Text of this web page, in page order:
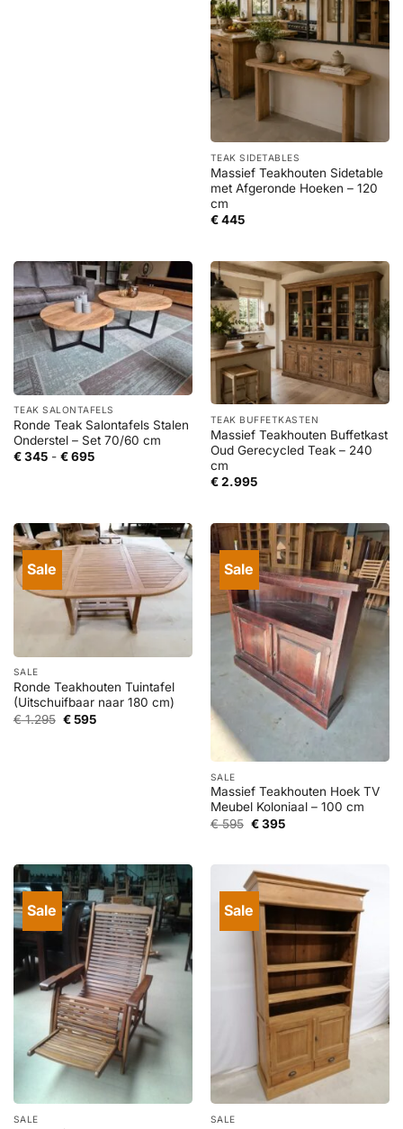
TEAK SIDETABLES
Massief Teakhouten Sidetable
met Afgeronde Hoeken – 120
cm
€445
TEAK SALONTAFELS
Ronde Teak Salontafels Stalen
Onderstel – Set 70/60 cm
€345 - €695Prijsklasse:
TEAK BUFFETKASTEN
Massief Teakhouten Buffetkast
Oud Gerecycled Teak – 240
cm
€2.995
Sale
SALE
Ronde Teakhouten Tuintafel
(Uitschuifbaar naar 180 cm)
€1.295 Oorspronkelijke
prijs
€595Huidige
Sale
SALE
Massief Teakhouten Hoek TV
Meubel Koloniaal – 100 cm
€595 Oorspronkelijke
€395Huidige
Sale
SALE
Sale
SALE